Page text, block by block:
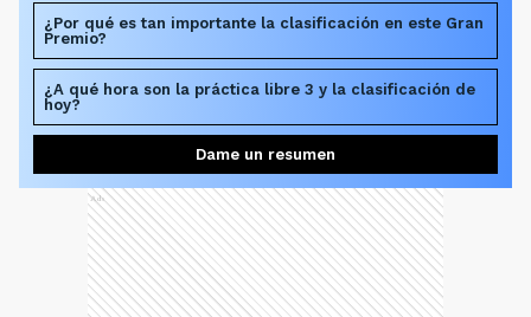
¿Por qué es tan importante la clasificación en este Gran
Premio?
¿A qué hora son la práctica libre 3 y la clasificación de
hoy?
Dame un resumen
Ads